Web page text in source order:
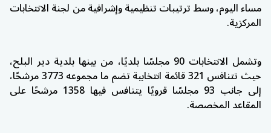
مساء اليوم، وسط ترتيبات تنظيمية وإشرافية من لجنة الانتخابات
المركزية.
وتشمل الانتخابات 90 مجلسًا بلديًا، من بينها بلدية دير البلح،
حيث تتنافس 321 قائمة انتخابية تضم ما مجموعه 3773 مرشحًا،
إلى جانب 93 مجلسًا قرويًا يتنافس فيها 1358 مرشحًا على
المقاعد المخصصة.